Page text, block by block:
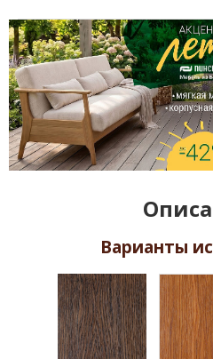
Варианты